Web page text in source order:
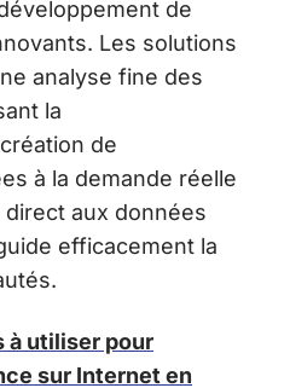
de
Les solutions
analyse fine des
la
de
à la demande réelle
aux données
efficacement la
à utiliser pour
sur Internet en